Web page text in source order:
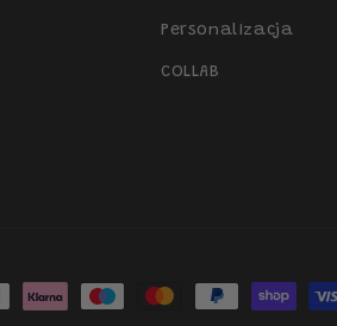
Personalizacja
COLLAB